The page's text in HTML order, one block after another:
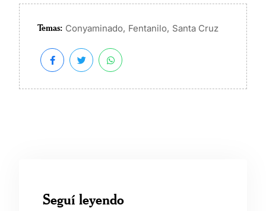
Temas: Conyaminado, Fentanilo, Santa Cruz
Seguí leyendo